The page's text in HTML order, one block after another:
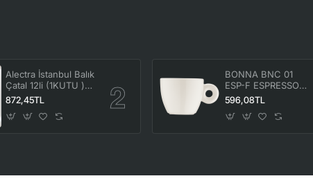
Alectra İstanbul Balık
Çatal 12li (1KUTU )
ALC-069
872,45TL
BONNA BNC 01
ESP-F ESPRESSO
FİNCANI 70CC ( 6
596,08TL